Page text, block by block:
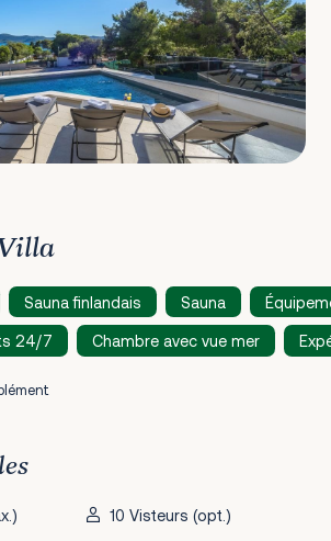
Sauna finlandais Sauna
24/7 Chambre avec vue mer
10 Visteurs (opt.)